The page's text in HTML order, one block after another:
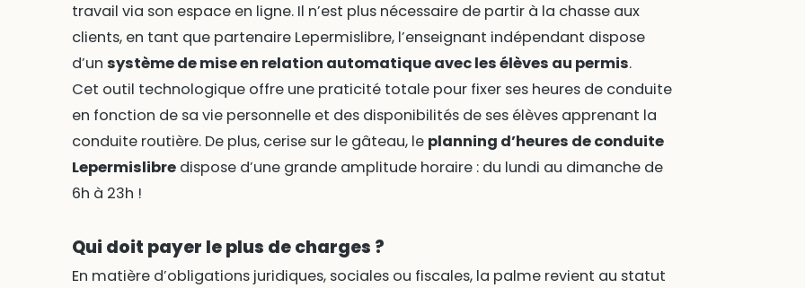
travail via son espace en ligne. Il n’est plus nécessaire de partir à la chasse aux
clients, en tant que partenaire Lepermislibre, l’enseignant indépendant dispose
d’un système de mise en relation automatique avec les élèves au permis.
Cet outil technologique offre une praticité totale pour fixer ses heures de conduite
en fonction de sa vie personnelle et des disponibilités de ses élèves apprenant la
conduite routière. De plus, cerise sur le gâteau, le planning d’heures de conduite
Lepermislibredispose d’une grande amplitude horaire : du lundi au dimanche de
6h à 23h !
Qui doit payer le plus de charges ?
En matière d’obligations juridiques, sociales ou fiscales, la palme revient au statut